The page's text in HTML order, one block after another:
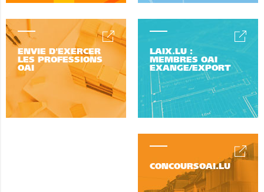
ENVIE D'EXERCER
LES PROFESSIONS
OAI
LAIX.LU :
MEMBRES OAI
EXANGE/EXPORT
CONCOURSOAI.LU